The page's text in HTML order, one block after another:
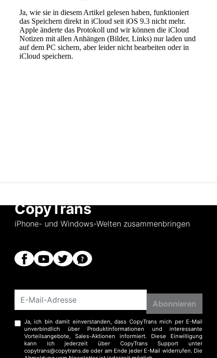
CopyTrans
iPhone- und Windows-Welten zusammenbringen
Ja, ich bin damit einverstanden, dass CopyTrans mich per E-Mail
unverbindlich über Produktinformationen und interessante
Vorteilsangebote, Sales-Aktionen informiert. Diese Einwilligung
kann ich jederzeit über CopyTrans Support unter
copytrans@copytrans.de oder am Ende jeder E-Mail widerrufen. Die